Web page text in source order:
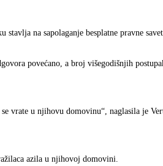
na sapolaganje besplatne pravne
povećano, a broj višegodišnjih
vrate u njihovu domovinu“, naglasila je
azila u njihovoj domovini.